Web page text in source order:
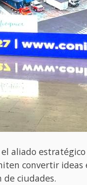
aliado
convertir
ciudades.